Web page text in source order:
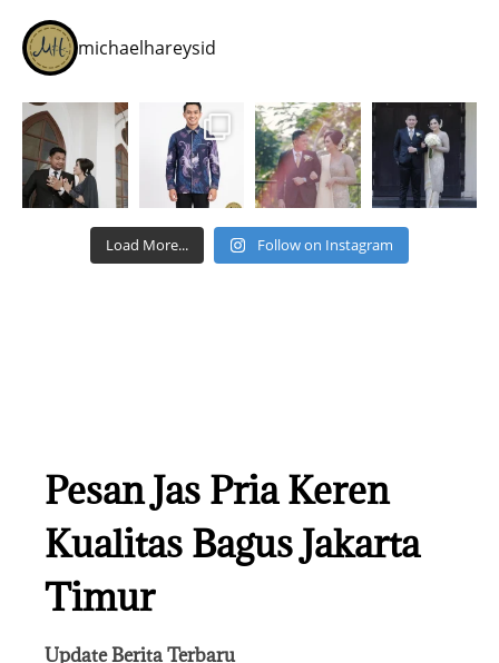
michaelhareysid
Load More... Follow on Instagram
Pesan Jas Pria Keren
Kualitas Bagus Jakarta
Timur
Update Berita Terbaru